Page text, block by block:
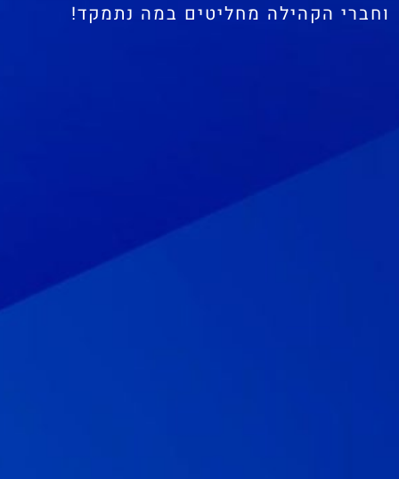
וחברי הקהילה מחליטים במה נתמקד!